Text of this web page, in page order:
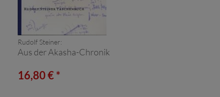
Rudolf Steiner:
Aus der Akasha-Chronik
16,80 € *